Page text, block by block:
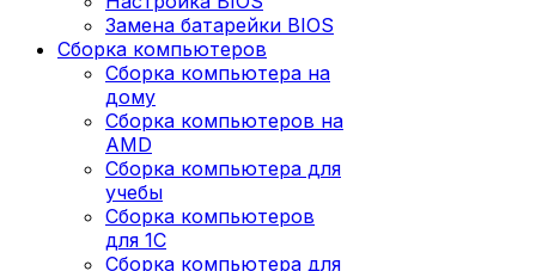
Замена батарейки BIOS
Сборка компьютеров
Сборка компьютера на
дому
Сборка компьютеров на
AMD
Сборка компьютера для
учебы
Сборка компьютеров
для 1С
Сборка компьютера для